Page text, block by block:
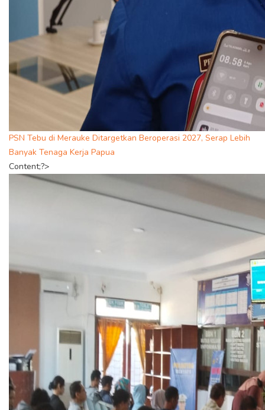
PSN Tebu di Merauke Ditargetkan Beroperasi 2027, Serap Lebih
Banyak Tenaga Kerja Papua
Content;?>